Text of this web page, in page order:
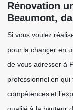
Rénovation
Beaumont,
Si vous voulez
pour la changer en
de vous adresser à
professionnel en qui
compétences et